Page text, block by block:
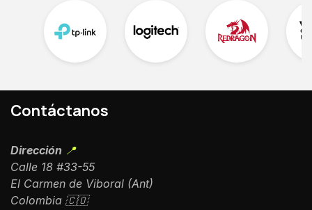
Contáctanos
Dirección 📍
Calle 18 #33-55
El Carmen de Viboral (Ant)
Colombia 🇨🇴